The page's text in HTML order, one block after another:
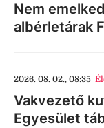
Nem
albérletárak
2026. 08. 02., 08:35
Vakvezető
Egyesület